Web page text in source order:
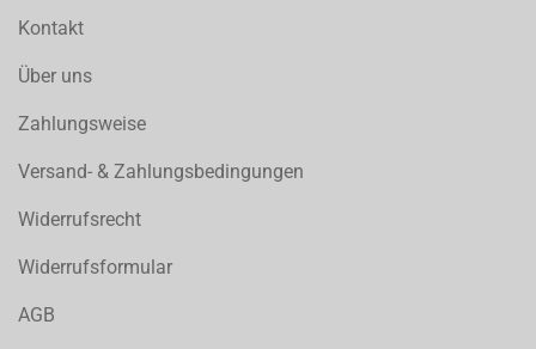
Kontakt
Über uns
Zahlungsweise
Versand- & Zahlungsbedingungen
Widerrufsrecht
Widerrufsformular
AGB